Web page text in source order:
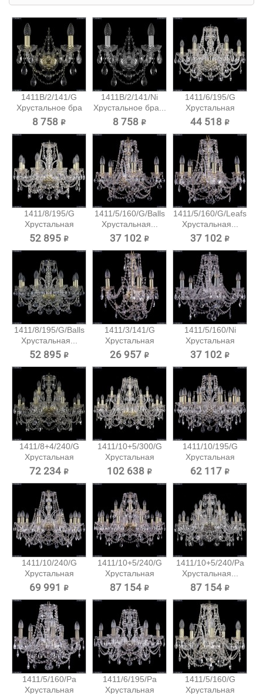
1411B/2/141/G
Хрустальное бра
Bohemia...
8 758 ₽
1411B/2/141/Ni
Хрустальное бра...
8 758 ₽
1411/6/195/G
Хрустальная
подвесная...
44 518 ₽
1411/8/195/G
Хрустальная
подвесная...
52 895 ₽
1411/5/160/G/Balls
Хрустальная...
37 102 ₽
1411/5/160/G/Leafs
Хрустальная...
37 102 ₽
1411/8/195/G/Balls
Хрустальная...
52 895 ₽
1411/3/141/G
Хрустальная
подвесная...
26 957 ₽
1411/5/160/Ni
Хрустальная
подвесная...
37 102 ₽
1411/8+4/240/G
Хрустальная
подвесная...
72 234 ₽
1411/10+5/300/G
Хрустальная
подвесная...
102 638 ₽
1411/10/195/G
Хрустальная
подвесная...
62 117 ₽
1411/10/240/G
Хрустальная
подвесная...
69 991 ₽
1411/10+5/240/G
Хрустальная
подвесная...
87 154 ₽
1411/10+5/240/Pa
Хрустальная...
87 154 ₽
1411/5/160/Pa
Хрустальная
1411/6/195/Pa
Хрустальная
1411/5/160/G
Хрустальная